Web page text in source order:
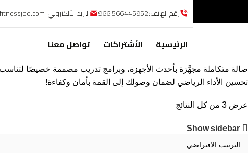
رقم الهاتف:566445952 966 البريد الألكتروني: info@basicfitnessjed.com
الرئيسية الأشتراكات تواصل معنا
صالة متكاملة مجهَّزة بأحدث الأجهزة، وبرامج تدريب مصممة خصيصًا
تحسين الأداء الرياضي لضمان وصولك إلى القمة بأمان وكفاءة!
عرض ⁦3⁩ من كل النتائج
Show sidebar